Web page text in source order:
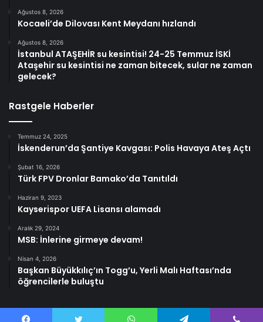
Ağustos 8, 2026
Kocaeli’de Dilovası Kent Meydanı hızlandı
Ağustos 8, 2026
İstanbul ATAŞEHİR su kesintisi! 24-25 Temmuz İSKİ
Ataşehir su kesintisi ne zaman bitecek, sular ne zaman
gelecek?
Rastgele Haberler
Temmuz 24, 2025
İskenderun’da Şantiye Kavgası: Polis Havaya Ateş Açtı
Şubat 16, 2026
Türk FPV Dronlar Bamako’da Tanıtıldı
Haziran 9, 2023
Kayserispor UEFA Lisansı alamadı
Aralık 29, 2024
MSB: İnlerine girmeye devam!
Nisan 4, 2026
Başkan Büyükkılıç’ın Togg’u, Yerli Malı Haftası’nda
öğrencilerle buluştu